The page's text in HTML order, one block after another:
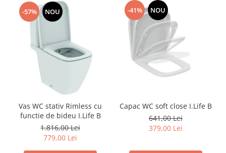
-57% NOU
Vas WC stativ Rimless cu
functie de bideu I.Life B
1.816,00 Lei
779,00 Lei
-41% NOU
Capac WC soft close I.Life B
641,00 Lei
379,00 Lei